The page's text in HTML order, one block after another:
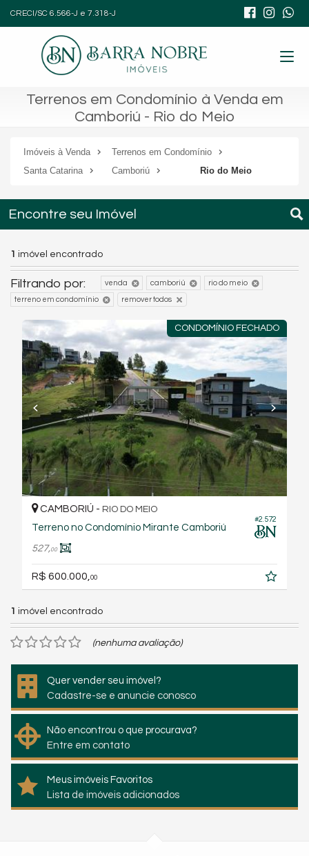
CRECI/SC 6.566-J e 7.318-J
Terrenos em Condomínio à Venda em
Camboriú - Rio do Meio
Imóveis à Venda
Terrenos em Condomínio
Santa Catarina
Camboriú Rio do Meio
Encontre seu Imóvel
1 imóvel encontrado
Filtrando por: venda camboriú rio do meio
terreno em condomínio remover todos
CONDOMÍNIO FECHADO
#2.572
CAMBORIÚ - RIO DO MEIO
Terreno no Condomínio Mirante Camboriú
527,00
R$ 600.000, 00
1 imóvel encontrado
(nenhuma avaliação)
Quer vender seu imóvel?
Cadastre-se e anuncie conosco
Não encontrou o que procurava?
Entre em contato
Meus imóveis Favoritos
Lista de imóveis adicionados